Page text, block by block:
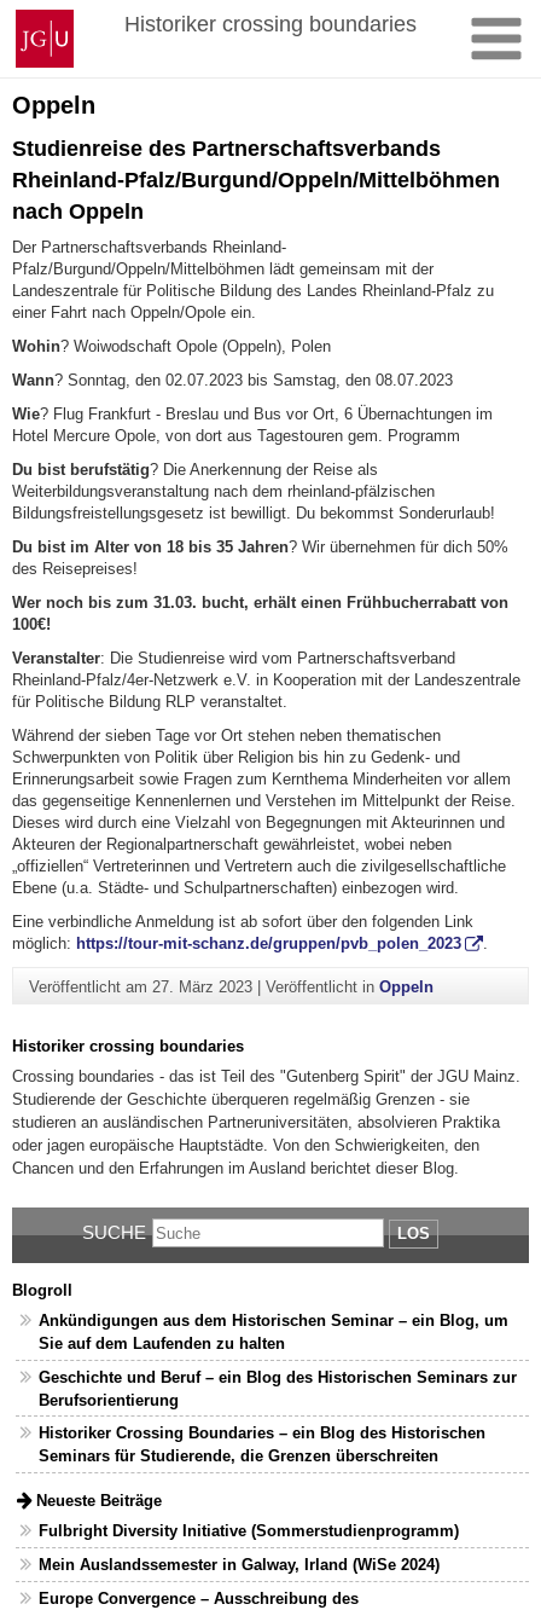
Zum
Inhalt
springen
Johannes
Gutenberg-
Universität
Mainz
Historiker crossing boundaries
Oppeln
Studienreise des Partnerschaftsverbands
Rheinland-Pfalz/Burgund/Oppeln/Mittelböhmen
nach Oppeln
Der Partnerschaftsverbands Rheinland-
Pfalz/Burgund/Oppeln/Mittelböhmen lädt gemeinsam mit der
Landeszentrale für Politische Bildung des Landes Rheinland-Pfalz zu
einer Fahrt nach Oppeln/Opole ein.
Wohin? Woiwodschaft Opole (Oppeln), Polen
Wann? Sonntag, den 02.07.2023 bis Samstag, den 08.07.2023
Wie? Flug Frankfurt - Breslau und Bus vor Ort, 6 Übernachtungen im
Hotel Mercure Opole, von dort aus Tagestouren gem. Programm
Du bist berufstätig? Die Anerkennung der Reise als
Weiterbildungsveranstaltung nach dem rheinland-pfälzischen
Bildungsfreistellungsgesetz ist bewilligt. Du bekommst Sonderurlaub!
Du bist im Alter von 18 bis 35 Jahren? Wir übernehmen für dich 50%
des Reisepreises!
Wer noch bis zum 31.03. bucht, erhält einen Frühbucherrabatt von
100€!
Veranstalter: Die Studienreise wird vom Partnerschaftsverband
Rheinland-Pfalz/4er-Netzwerk e.V. in Kooperation mit der Landeszentrale
für Politische Bildung RLP veranstaltet.
Während der sieben Tage vor Ort stehen neben thematischen
Schwerpunkten von Politik über Religion bis hin zu Gedenk- und
Erinnerungsarbeit sowie Fragen zum Kernthema Minderheiten vor allem
das gegenseitige Kennenlernen und Verstehen im Mittelpunkt der Reise.
Dieses wird durch eine Vielzahl von Begegnungen mit Akteurinnen und
Akteuren der Regionalpartnerschaft gewährleistet, wobei neben
„offiziellen“ Vertreterinnen und Vertretern auch die zivilgesellschaftliche
Ebene (u.a. Städte- und Schulpartnerschaften) einbezogen wird.
Eine verbindliche Anmeldung ist ab sofort über den folgenden Link
möglich: https://tour-mit-schanz.de/gruppen/pvb_polen_2023 .
Veröffentlicht am 27. März 2023| Veröffentlicht in Oppeln
Historiker crossing boundaries
Crossing boundaries - das ist Teil des "Gutenberg Spirit" der JGU Mainz.
Studierende der Geschichte überqueren regelmäßig Grenzen - sie
studieren an ausländischen Partneruniversitäten, absolvieren Praktika
oder jagen europäische Hauptstädte. Von den Schwierigkeiten, den
Chancen und den Erfahrungen im Ausland berichtet dieser Blog.
SUCHE LOS
Blogroll
Ankündigungen aus dem Historischen Seminar – ein Blog, um
Sie auf dem Laufenden zu halten
Geschichte und Beruf – ein Blog des Historischen Seminars zur
Berufsorientierung
Historiker Crossing Boundaries – ein Blog des Historischen
Seminars für Studierende, die Grenzen überschreiten
Neueste Beiträge
Fulbright Diversity Initiative (Sommerstudienprogramm)
Mein Auslandssemester in Galway, Irland (WiSe 2024)
Europe Convergence – Ausschreibung des